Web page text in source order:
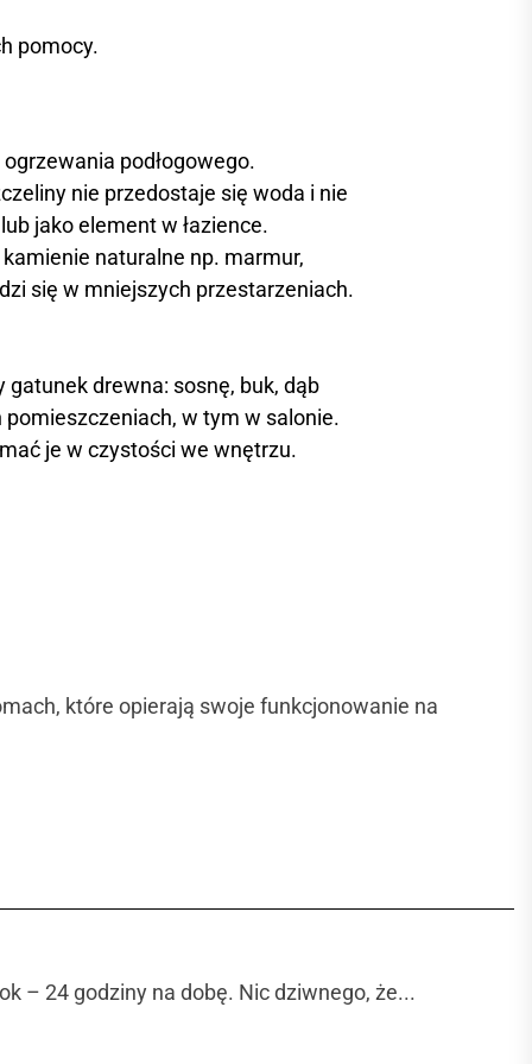
pomocy.
podłogowego.
nie przedostaje się woda i nie
jako element w łazience.
naturalne np. marmur,
się w mniejszych przestarzeniach.
drewna: sosnę, buk, dąb
w tym w salonie.
je w czystości we wnętrzu.
które opierają swoje funkcjonowanie na
– 24 godziny na dobę. Nic dziwnego, że...